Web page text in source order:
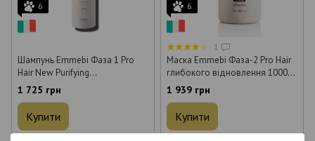
6
Шампунь Emmebi Фаза 1 Pro
Hair New Purifying
безсульфатный 1000 мл
1 725 грн
Купити
6
1
Маска Emmebi Фаза-2 Pro Hair
глибокого відновлення 1000
мл
1 939 грн
Купити